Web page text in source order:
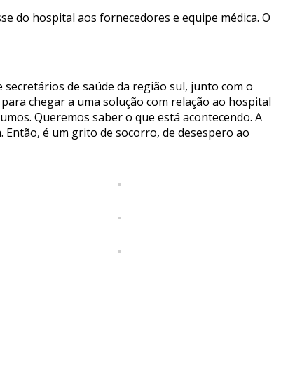
do hospital aos fornecedores e equipe médica. O
de saúde da região sul, junto com o
chegar a uma solução com relação ao hospital
Queremos saber o que está acontecendo. A
é um grito de socorro, de desespero ao